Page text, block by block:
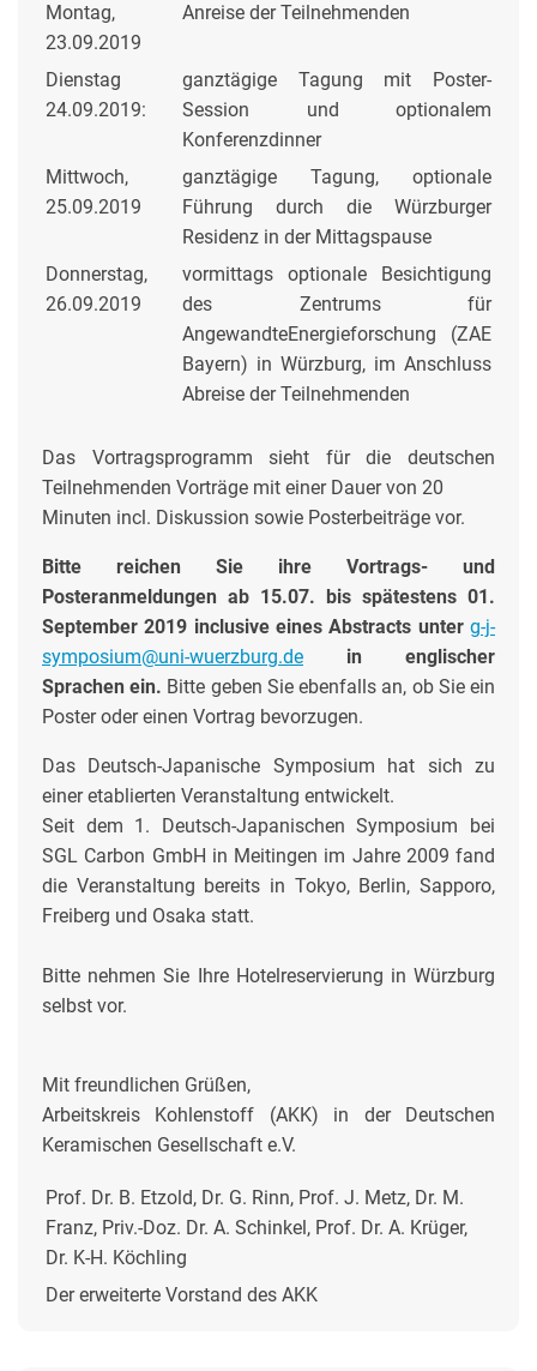
Montag,
23.09.2019
Anreise der Teilnehmenden
Dienstag
24.09.2019:
ganztägige Tagung mit Poster-
Session und optionalem
Konferenzdinner
Mittwoch,
25.09.2019
ganztägige Tagung, optionale
Führung durch die Würzburger
Residenz in der Mittagspause
Donnerstag,
26.09.2019
vormittags optionale Besichtigung
des Zentrums für
AngewandteEnergieforschung (ZAE
Bayern) in Würzburg, im Anschluss
Abreise der Teilnehmenden
Das Vortragsprogramm sieht für die deutschen
Teilnehmenden Vorträge mit einer Dauer von 20
Minuten incl. Diskussion sowie Posterbeiträge vor.
Bitte reichen Sie ihre Vortrags- und
Posteranmeldungen ab 15.07. bis spätestens 01.
September 2019 inclusive eines Abstracts unter g-j-
symposium@uni-wuerzburg.de in englischer
Sprachen ein. Bitte geben Sie ebenfalls an, ob Sie ein
Poster oder einen Vortrag bevorzugen.
Das Deutsch-Japanische Symposium hat sich zu
einer etablierten Veranstaltung entwickelt.
Seit dem 1. Deutsch-Japanischen Symposium bei
SGL Carbon GmbH in Meitingen im Jahre 2009 fand
die Veranstaltung bereits in Tokyo, Berlin, Sapporo,
Freiberg und Osaka statt.
Bitte nehmen Sie Ihre Hotelreservierung in Würzburg
selbst vor.
Mit freundlichen Grüßen,
Arbeitskreis Kohlenstoff (AKK) in der Deutschen
Keramischen Gesellschaft e.V.
Prof. Dr. B. Etzold, Dr. G. Rinn, Prof. J. Metz, Dr. M.
Franz, Priv.-Doz. Dr. A. Schinkel, Prof. Dr. A. Krüger,
Dr. K-H. Köchling
Der erweiterte Vorstand des AKK